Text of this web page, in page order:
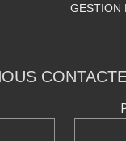
GESTION